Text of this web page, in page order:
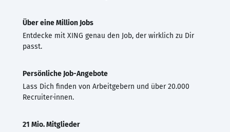
Über eine Million Jobs
Entdecke mit XING genau den Job, der wirklich zu Dir
passt.
Persönliche Job-Angebote
Lass Dich finden von Arbeitgebern und über 20.000
Recruiter·innen.
21 Mio. Mitglieder